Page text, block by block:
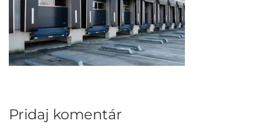
Pridaj komentár